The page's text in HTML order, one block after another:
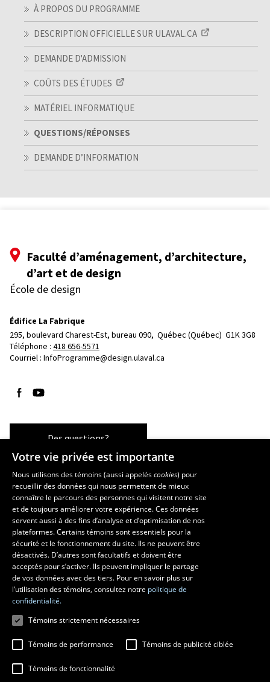
À PROPOS DU PROGRAMME
DESCRIPTION OFFICIELLE SUR ULAVAL.CA
DEMANDE D'ADMISSION
COÛTS DES ÉTUDES
MATÉRIEL INFORMATIQUE
QUESTIONS/RÉPONSES
DEMANDE D’INFORMATION
Faculté d’aménagement, d’architecture,
d’art et de design
École de design
Édifice La Fabrique
295, boulevard Charest-Est, bureau 090, Québec (Québec)  G1K 3G8
Téléphone : 418 656-5571
Courriel : InfoProgramme@design.ulaval.ca
Suivez-nous sur Facebook
Suivez-nous sur YouTube
Des questions?
Les écoles et la recherche
École d’architecture
École d’art
École supérieure d’aménagement du territoire et de développement
régional
Centre de recherche en aménagement et développement
Votre vie privée est importante
Nous utilisons des témoins (aussi appeléscookies) pour
recueillir des données qui nous permettent de mieux
connaître le parcours des personnes qui visitent notre site
et de toujours améliorer votre expérience. Ces données
servent aussi à des fins d’analyse et d’optimisation de nos
plateformes. Certains témoins sont essentiels pour la
sécurité et le fonctionnement du site. Ils ne peuvent être
désactivés. D’autres sont facultatifs et doivent être
acceptés pour s’activer. Ils peuvent impliquer le partage
de vos données avec des tiers. Pour en savoir plus sur
l’utilisation des témoins, consultez notre politique de
confidentialité.
Témoins strictement nécessaires
Témoins de performance Témoins de publicité ciblée
Témoins de fonctionnalité